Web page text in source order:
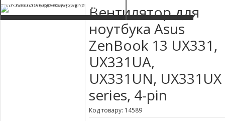
Автомобільні зарядні пристроїВентилятор для
ноутбука Asus
ZenBook 13 UX331,
UX331UA,
UX331UN, UX331UX
series, 4-pin
Код товару: 14589